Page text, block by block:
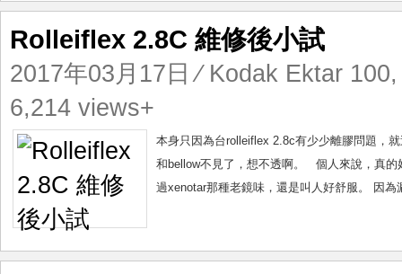
Rolleiflex 2.8C 維修後小試
2017年03月17日 ⁄ Kodak Ektar 100
6,214 views+
本身只因為台rolleiflex 2.8c有少少離膠問題，
和bellow不見了，想不透啊。 個人來說，真的
過xenotar那種老鏡味，還是叫人好舒服。 因